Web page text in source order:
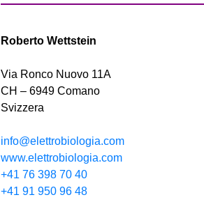
Roberto Wettstein
Via Ronco Nuovo 11A
CH – 6949 Comano
Svizzera
info@elettrobiologia.com
www.elettrobiologia.com
+41 76 398 70 40
+41 91 950 96 48